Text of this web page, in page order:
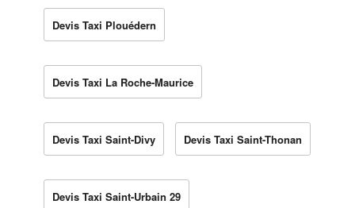
Devis Taxi Plouédern
Devis Taxi La Roche-Maurice
Devis Taxi Saint-Divy Devis Taxi Saint-Thonan
Devis Taxi Saint-Urbain 29